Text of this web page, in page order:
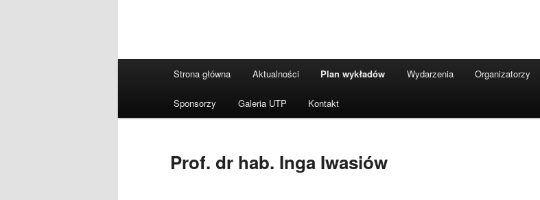
Strona główna Aktualności Plan wykładów Wydarzenia Organizatorzy
Sponsorzy Galeria UTP Kontakt
Prof. dr hab. Inga Iwasiów